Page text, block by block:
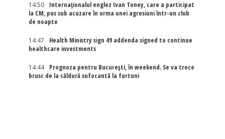
14:50
Internaţionalul englez Ivan Toney, care a participat
la CM, pus sub acuzare în urma unei agresiuni într-un club
de noapte
14:47
Health Ministry sign 49 addenda signed to continue
healthcare investments
14:44
Prognoza pentru București, în weekend. Se va trece
brusc de la căldură sufocantă la furtuni